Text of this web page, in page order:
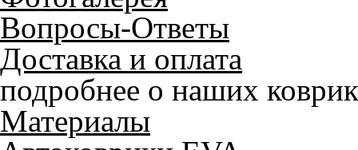
Вопросы-Ответы
Доставка и оплата
подробнее о наших
Материалы